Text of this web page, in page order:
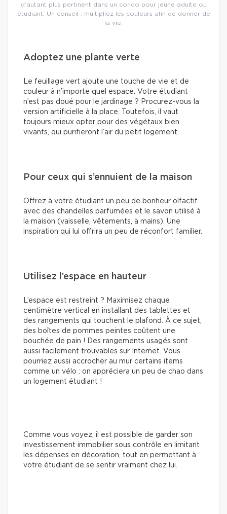
d’autant plus pertinent dans un condo pour jeune adulte ou
étudiant. Un conseil : multipliez les couleurs afin de donner de
la vie.
Adoptez une plante verte
Le feuillage vert ajoute une touche de vie et de
couleur à n’importe quel espace. Votre étudiant
n’est pas doué pour le jardinage ? Procurez-vous la
version artificielle à la place. Toutefois, il vaut
toujours mieux opter pour des végétaux bien
vivants, qui purifieront l’air du petit logement.
Pour ceux qui s’ennuient de la maison
Offrez à votre étudiant un peu de bonheur olfactif
avec des chandelles parfumées et le savon utilisé à
la maison (vaisselle, vêtements, à mains). Une
inspiration qui lui offrira un peu de réconfort familier.
Utilisez l’espace en hauteur
L’espace est restreint ? Maximisez chaque
centimètre vertical en installant des tablettes et
des rangements qui touchent le plafond. À ce sujet,
des boîtes de pommes peintes coûtent une
bouchée de pain ! Des rangements usagés sont
aussi facilement trouvables sur Internet. Vous
pourriez aussi accrocher au mur certains items
comme un vélo : on appréciera un peu de chao dans
un logement étudiant !
Comme vous voyez, il est possible de garder son
investissement immobilier sous contrôle en limitant
les dépenses en décoration, tout en permettant à
votre étudiant de se sentir vraiment chez lui.